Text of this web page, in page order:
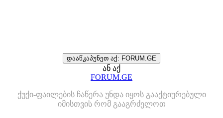
დააწკაპუნეთ აქ: FORUM.GE
ან აქ
FORUM.GE
ქუქი-ფაილების ჩაწერა უნდა იყოს გააქტიურებული
იმისთვის რომ გააგრძელოთ